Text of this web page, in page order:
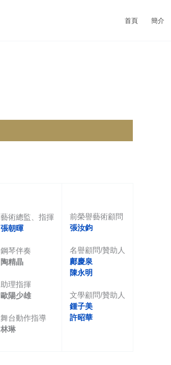
首頁 簡介
藝術總監、指揮
張朝暉
鋼琴伴奏
陶精晶
助理指揮
歐陽少雄
舞台動作指導
林琳
前榮譽藝術顧問
張汝鈞
名譽顧問/贊助人
鄺慶泉
陳永明
文學顧問/贊助人
鍾子美
許昭華